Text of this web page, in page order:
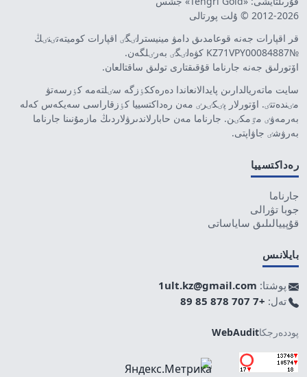
2012-2026 © ۇلت پورتالى
قر اقپارات جەنە قوعامدىق دامۋ مينيسترلٸگٸ اقپارات كوميتەتٸنٸڭ
№KZ71VPY00084887 كۋەلٸگٸ بەرٸلگەن.
اۆتورلىق جەنە جارناما قۇقىقتارى تولىق ساقتالعان.
سايت ماتەريالدارىن پايدالانعاندا دەرەككٶزگە سٸلتەمە كٶرسەتۋ
مٸندەتتٸ. اۆتورلار پٸكٸرٸ مەن رەداكتسييا كٶزقاراسى سەيكەس كەلە
بەرمەۋٸ مٷمكٸن. جارناما مەن حابارلاندىرۋلاردىڭ مازمۇنىنا جارناما
بەرۋشٸ جاۋاپتى.
رەداكتسييا
جارناما
جوبا تۋرالى
قۇپييالىلىق ساياساتى
بايلانىس
پوشتا: 1ult.kz@gmail.com
تەل: +7 707 878 85 89
پوددەرجكاWebAudit